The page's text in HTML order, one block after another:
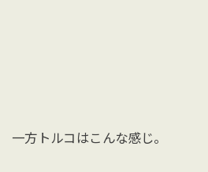
一方トルコはこんな感じ。